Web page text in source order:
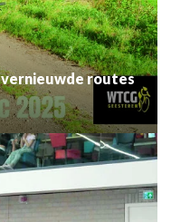
Vasser Heuvelen Classic met vernieuwde routes